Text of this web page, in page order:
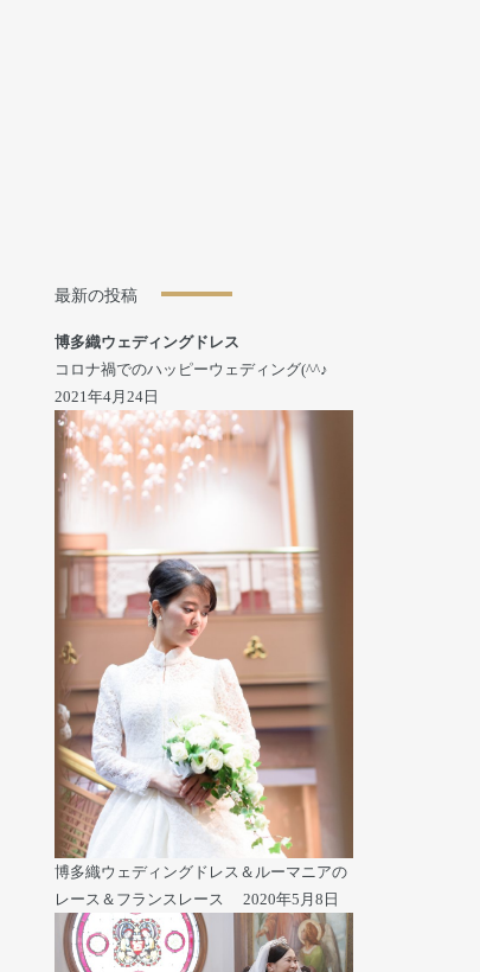
最新の投稿
博多織ウェディングドレス
コロナ禍でのハッピーウェディング(^^♪
2021年4月24日
博多織ウェディングドレス＆ルーマニアの
レース＆フランスレース
2020年5月8日